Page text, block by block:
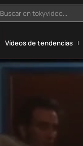
Buscar en tokyvideo...
Vídeos de tendencias